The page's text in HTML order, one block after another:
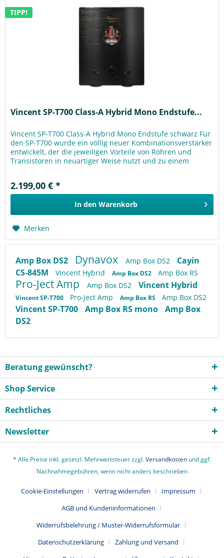
TIPP!
Vincent SP-T700 Class-A Hybrid Mono Endstufe...
Vincent SP-T700 Class-A Hybrid Mono Endstufe schwarz Für
den SP-T700 wurde ein völlig neuer Kombinationsverstärker
entwickelt, der die jeweiligen Vorteile von Röhren und
Transistoren in neuartiger Weise nutzt und zu einem
2.199,00 € *
In den Warenkorb
Merken
Amp Box DS2 Dynavox Amp Box DS2
Cayin
CS-845M
Vincent Hybrid Amp Box DS2 Amp Box RS
Pro-Ject Amp Amp Box DS2 Vincent Hybrid
Vincent SP-T700 Pro-Ject Amp Amp Box RS Amp Box DS2
Vincent SP-T700 Amp Box RS mono
Amp Box
DS2
Beratung gewünscht?
Shop Service
Rechtliches
Newsletter
* Alle Preise inkl. gesetzl. Mehrwertsteuer zzgl.Versandkosten und ggf.
Nachnahmegebühren, wenn nicht anders beschrieben
Cookie-Einstellungen Vertrag widerrufen
Impressum
AGB und Kundeninformationen
Widerrufsbelehrung / Muster-Widerrufsformular
Datenschutzerklärung
Zahlung und Versand